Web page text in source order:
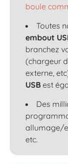
boule
Toutes
embout
branchez
(chargeur
externe,
USB est
Des
allumage/
etc.